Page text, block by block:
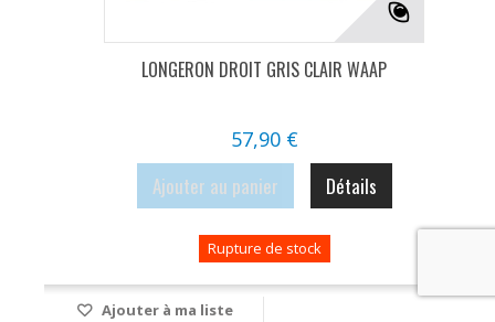
LONGERON DROIT GRIS CLAIR WAAP
57,90 €
Ajouter au panier Détails
Rupture de stock
Ajouter à ma liste